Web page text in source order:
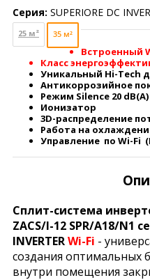
Серия: SUPERIORE DC
25 м² 35 м²
Встроенный
Класс
Уникальный Hi-Tech
Антикоррозийное
Режим Silence 20 dB(A)
Ионизатор
3D-распределение
Работа на
Управление по Wi-Fi
Сплит-система
ZACS/I-12 SPR/A18/N1
INVERTERWi-Fi -
создания оптимальных
внутри помещения